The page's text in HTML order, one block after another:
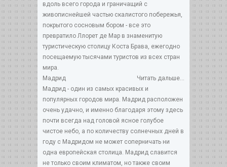
вдоль всего города и граничащий с
живописнейшей частью скалистого побережья,
покрытого сосновым бором - все это
превратило Ллорет де Мар в знаменитую
туристическую столицу Коста Брава, ежегодно
посещаемую тысячами туристов из всех стран
мира.
Читать дальше...
Мадрид
Мадрид - один из самых красивых и
популярных городов мира. Мадрид расположен
очень удачно, и именно благодаря этому здесь
почти всегда над головой ясное голубое
чистое небо, а по количеству солнечных дней в
году с Мадридом не может соперничать ни
одна европейская столица. Мадрид славится
не только своим климатом, но также своим